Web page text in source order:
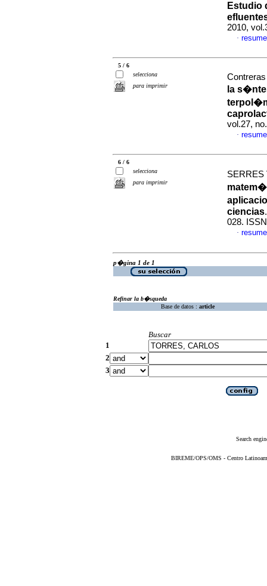
Estudio
2010,
·
5 / 6
selecciona
para imprimir
la
vol.27,
·
6 / 6
selecciona
para imprimir
SERRES
ciencias
028.
·
p�gina 1 de 1
Refinar la b�squeda
Base de datos : article
Buscar
1
2
3
Search
BIREME/OPS/OMS - Centro